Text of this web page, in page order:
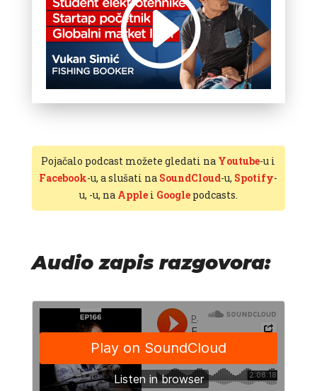
Pojačalo podcast možete gledati na Youtube-u i
Facebook-u, a slušati na SoundCloud-u, Spotify-
u, -u, na Applei Googlepodcasts.
Audio zapis razgovora: